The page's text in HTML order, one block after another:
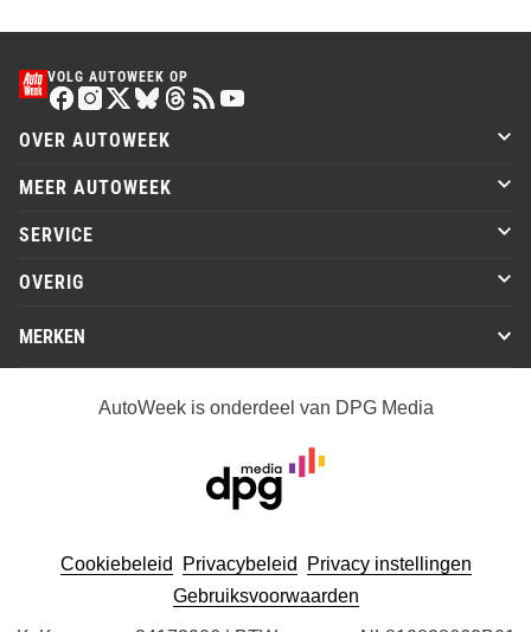
VOLG AUTOWEEK OP
OVER AUTOWEEK
MEER AUTOWEEK
SERVICE
OVERIG
MERKEN
AutoWeek is onderdeel van DPG Media
Cookiebeleid Privacybeleid
Privacy instellingen
Gebruiksvoorwaarden